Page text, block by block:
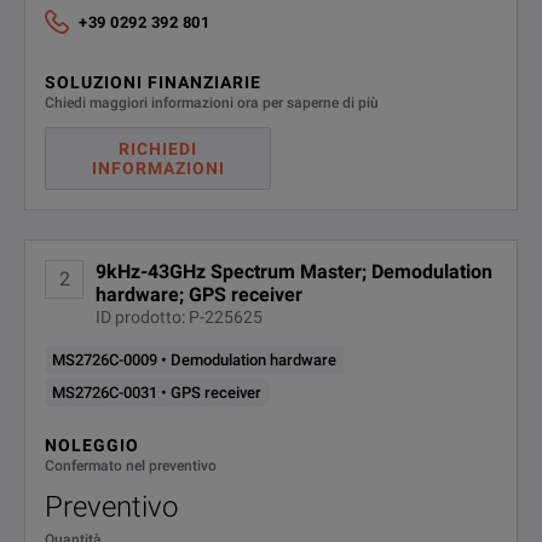
+39 0292 392 801
SOLUZIONI FINANZIARIE
Chiedi maggiori informazioni ora per saperne di più
RICHIEDI
INFORMAZIONI
2
9kHz-43GHz Spectrum Master; Demodulation
hardware; GPS receiver
ID prodotto: P-225625
MS2726C-0009 • Demodulation hardware
MS2726C-0031 • GPS receiver
NOLEGGIO
Confermato nel preventivo
Preventivo
CDMA2000 1X, CDMA2000 1xEV-DO
Fixed WiMAX, Mobile WiMAX
Weighing about 8 pounds fully loaded, including a Li-Ion
Continuous frequency coverage from 9 kHz to 43 GHz
Key Specifications:
Measure: Occupied Bandwidth, Channel Power, ACPR,
Interference Analyzer: Spectrogram, Signal Strength,
Dynamic Range: > 104 dB in 1 Hz RBW